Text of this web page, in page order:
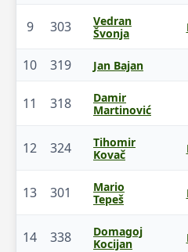
9 303
Vedran
Švonja
10 319 Jan Bajan
11 318
Damir
Martinović
12 324
Tihomir
Kovač
13 301
Mario
Tepeš
14 338
Domagoj
Kocijan